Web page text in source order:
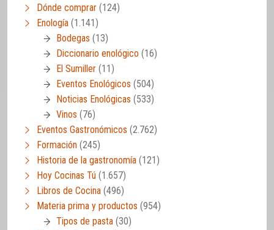
Dónde comprar (124)
Enología (1.141)
Bodegas (13)
Diccionario enológico (16)
El Sumiller (11)
Eventos Enológicos (504)
Noticias Enológicas (533)
Vinos (76)
Eventos Gastronómicos (2.762)
Formación (245)
Historia de la gastronomía (121)
Hoy Cocinas Tú (1.657)
Libros de Cocina (496)
Materia prima y productos (954)
Tipos de pasta (30)